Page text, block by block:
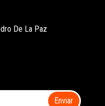
De La Paz
Enviar